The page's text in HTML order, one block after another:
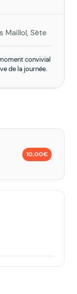
Maillol, Sète
convivial
de la journée.
10,00€